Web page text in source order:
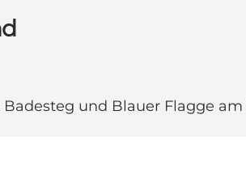
und Blauer Flagge